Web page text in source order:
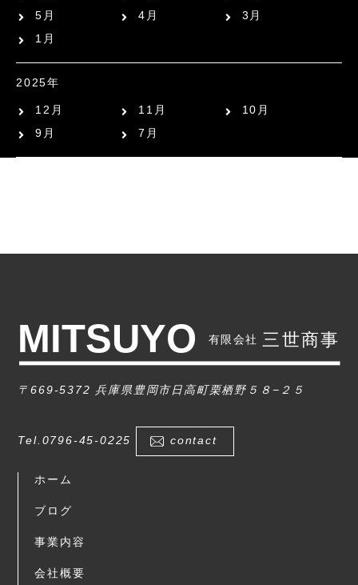
5月
4月
3月
1月
2025年
12月 11月
10月
9月
7月
〒669-5372 兵庫県豊岡市日高町栗栖野５８−２５
Tel.0796-45-0225 contact
ホーム
ブログ
事業内容
会社概要